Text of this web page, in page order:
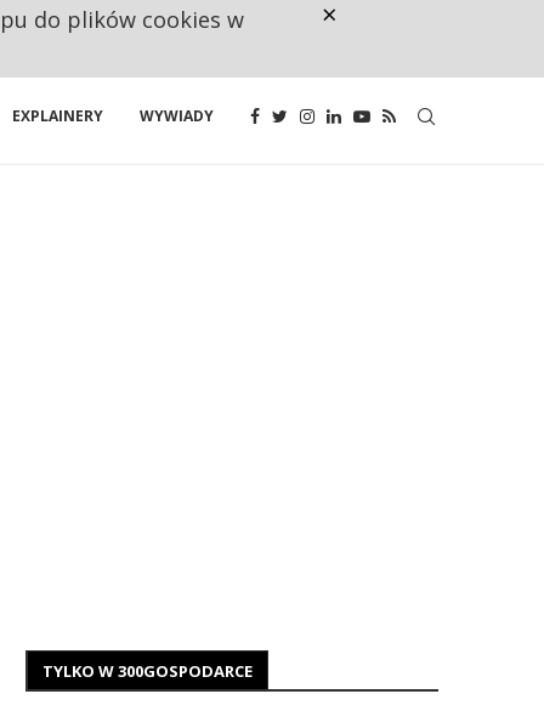
EXPLAINERY WYWIADY
TYLKO W 300GOSPODARCE
do plików cookies w ×